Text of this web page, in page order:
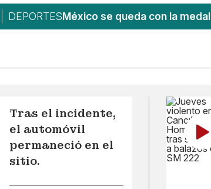
DEPORTESMéxico se queda con la
Tras el incidente,
el automóvil
permaneció en el
sitio.